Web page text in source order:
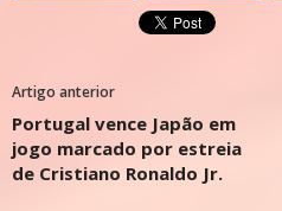
Artigo anterior
Portugal vence Japão em
jogo marcado por estreia
de Cristiano Ronaldo Jr.